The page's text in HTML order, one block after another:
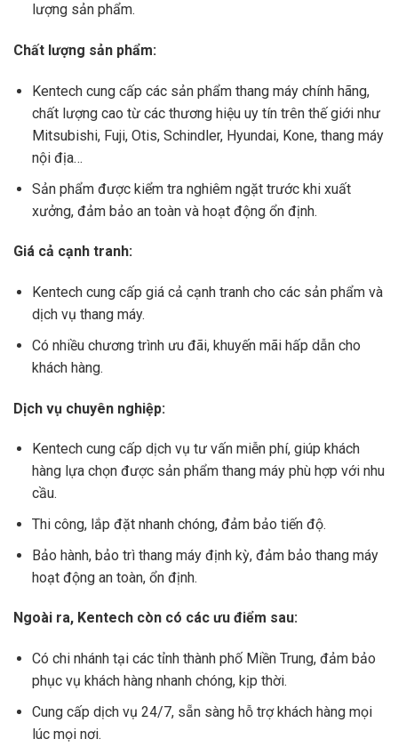
lượng sản phẩm.
Chất lượng sản phẩm:
Kentech cung cấp các sản phẩm thang máy chính hãng,
chất lượng cao từ các thương hiệu uy tín trên thế giới như
Mitsubishi, Fuji, Otis, Schindler, Hyundai, Kone, thang máy
nội địa…
Sản phẩm được kiểm tra nghiêm ngặt trước khi xuất
xưởng, đảm bảo an toàn và hoạt động ổn định.
Giá cả cạnh tranh:
Kentech cung cấp giá cả cạnh tranh cho các sản phẩm và
dịch vụ thang máy.
Có nhiều chương trình ưu đãi, khuyến mãi hấp dẫn cho
khách hàng.
Dịch vụ chuyên nghiệp:
Kentech cung cấp dịch vụ tư vấn miễn phí, giúp khách
hàng lựa chọn được sản phẩm thang máy phù hợp với nhu
cầu.
Thi công, lắp đặt nhanh chóng, đảm bảo tiến độ.
Bảo hành, bảo trì thang máy định kỳ, đảm bảo thang máy
hoạt động an toàn, ổn định.
Ngoài ra, Kentech còn có các ưu điểm sau:
Có chi nhánh tại các tỉnh thành phố Miền Trung, đảm bảo
phục vụ khách hàng nhanh chóng, kịp thời.
Cung cấp dịch vụ 24/7, sẵn sàng hỗ trợ khách hàng mọi
lúc mọi nơi.